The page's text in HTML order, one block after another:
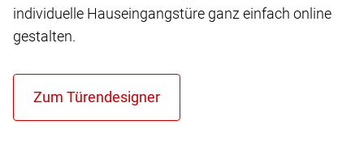
individuelle Hauseingangstüre ganz einfach online
gestalten.